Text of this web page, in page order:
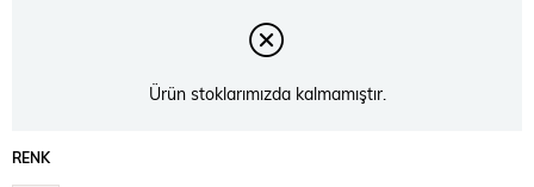
Ürün stoklarımızda kalmamıştır.
RENK